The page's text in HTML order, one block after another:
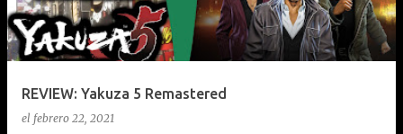
REVIEW: Yakuza 5 Remastered
el febrero 22, 2021